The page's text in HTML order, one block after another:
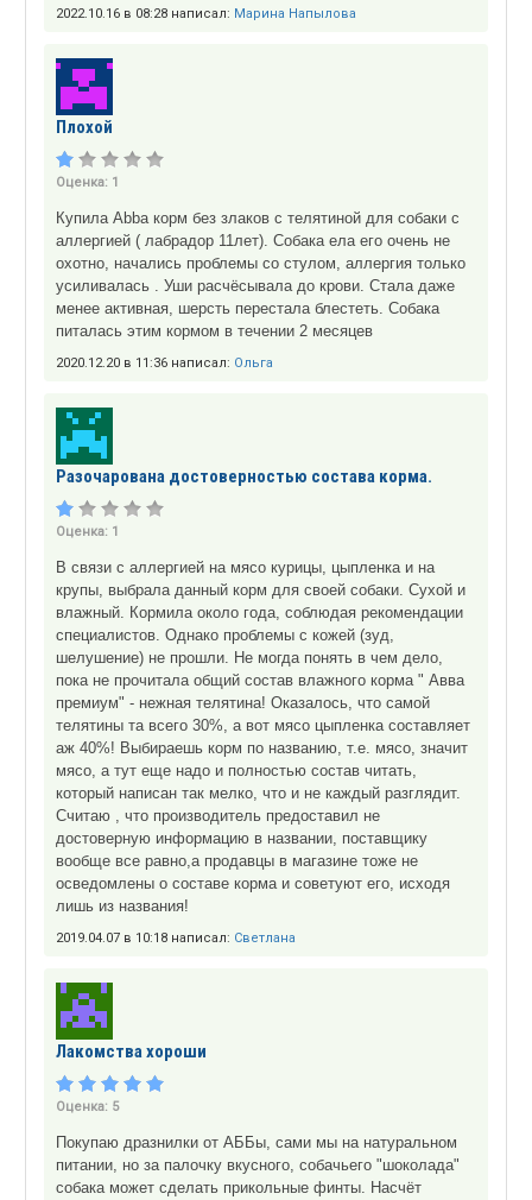
2022.10.16 в 08:28 написал: Марина Напылова
Плохой
Оценка: 1
Купила Abba корм без злаков с телятиной для собаки с
аллергией ( лабрадор 11лет). Собака ела его очень не
охотно, начались проблемы со стулом, аллергия только
усиливалась . Уши расчёсывала до крови. Стала даже
менее активная, шерсть перестала блестеть. Собака
питалась этим кормом в течении 2 месяцев
2020.12.20 в 11:36 написал: Ольга
Разочарована достоверностью состава корма.
Оценка: 1
В связи с аллергией на мясо курицы, цыпленка и на
крупы, выбрала данный корм для своей собаки. Сухой и
влажный. Кормила около года, соблюдая рекомендации
специалистов. Однако проблемы с кожей (зуд,
шелушение) не прошли. Не могда понять в чем дело,
пока не прочитала общий состав влажного корма " Авва
премиум" - нежная телятина! Оказалось, что самой
телятины та всего 30%, а вот мясо цыпленка составляет
аж 40%! Выбираешь корм по названию, т.е. мясо, значит
мясо, а тут еще надо и полностью состав читать,
который написан так мелко, что и не каждый разглядит.
Считаю , что производитель предоставил не
достоверную информацию в названии, поставщику
вообще все равно,а продавцы в магазине тоже не
осведомлены о составе корма и советуют его, исходя
лишь из названия!
2019.04.07 в 10:18 написал: Светлана
Лакомства хороши
Оценка: 5
Покупаю дразнилки от АББы, сами мы на натуральном
питании, но за палочку вкусного, собачьего "шоколада"
собака может сделать прикольные финты. Насчёт